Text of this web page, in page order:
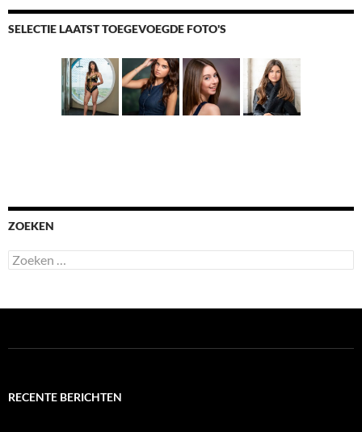
SELECTIE LAATST TOEGEVOEGDE FOTO'S
ZOEKEN
Zoeken
naar:
RECENTE BERICHTEN